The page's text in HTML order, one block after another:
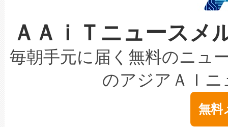
取得できる可能性もあります
設には、3億～4億ドルかか
最高経営責任者（CEO）であ
す。「当社のfully-connected
ームを利用すれば、6,000万
きます。この効率性は、フェ
限を超えて利用可能な電力容
持できるよう貢献します。こ
ービスレベル契約（SLA）違
テリー性能の劣化によるダウ
念は、現在データセンターが
ます。 Voltaiq provides a
なレーザースポットにより、
な環境下でも豊かなディテー
キロメートル範囲を検出
LiDAR for Inspections,
は1535 nmレーザーを搭載。
イズの小径化を実現すること
ＡＡｉＴニュース
毎朝手元に届く無料のニュ
のアジアＡＩ
無料